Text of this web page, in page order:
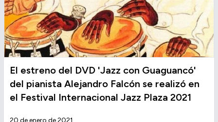
El estreno del DVD 'Jazz con Guaguancó'
del pianista Alejandro Falcón se realizó en
el Festival Internacional Jazz Plaza 2021